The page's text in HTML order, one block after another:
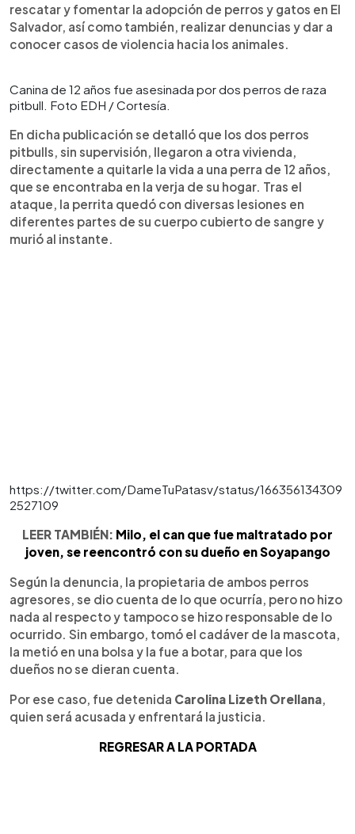
rescatar y fomentar la adopción de perros y gatos en El
Salvador, así como también, realizar denuncias y dar a
conocer casos de violencia hacia los animales.
Canina de 12 años fue asesinada por dos perros de raza
pitbull. Foto EDH / Cortesía.
En dicha publicación se detalló que los dos perros
pitbulls, sin supervisión, llegaron a otra vivienda,
directamente a quitarle la vida a una perra de 12 años,
que se encontraba en la verja de su hogar. Tras el
ataque, la perrita quedó con diversas lesiones en
diferentes partes de su cuerpo cubierto de sangre y
murió al instante.
https://twitter.com/DameTuPatasv/status/166356134309
2527109
LEER TAMBIÉN: Milo, el can que fue maltratado por
joven, se reencontró con su dueño en Soyapango
Según la denuncia, la propietaria de ambos perros
agresores, se dio cuenta de lo que ocurría, pero no hizo
nada al respecto y tampoco se hizo responsable de lo
ocurrido. Sin embargo, tomó el cadáver de la mascota,
la metió en una bolsa y la fue a botar, para que los
dueños no se dieran cuenta.
Por ese caso, fue detenida Carolina Lizeth Orellana,
quien será acusada y enfrentará la justicia.
REGRESAR A LA PORTADA